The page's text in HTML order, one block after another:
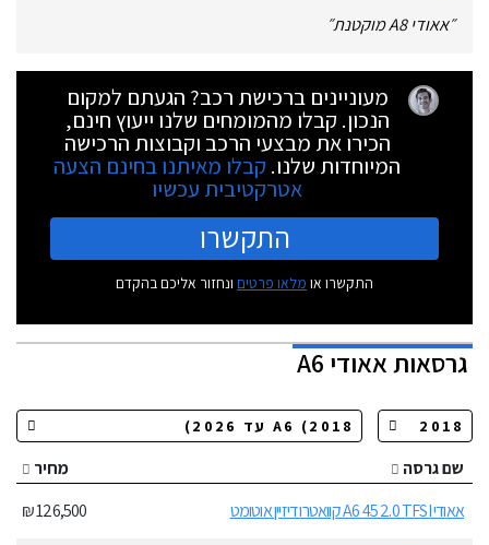
״אאודי A8 מוקטנת ״
מעוניינים ברכישת רכב? הגעתם למקום
הנכון. קבלו מהמומחים שלנו ייעוץ חינם,
הכירו את מבצעי הרכב וקבוצות הרכישה
המיוחדות שלנו. קבלו מאיתנו בחינם הצעה
אטרקטיבית עכשיו
התקשרו
התקשרו או מלאו פרטים ונחזור אליכם בהקדם
גרסאותאאודי A6
שם גרסה
מחיר
אאודי A6 45 2.0 TFSI קוואטרו דיזיין אוטומט
126,500 ₪